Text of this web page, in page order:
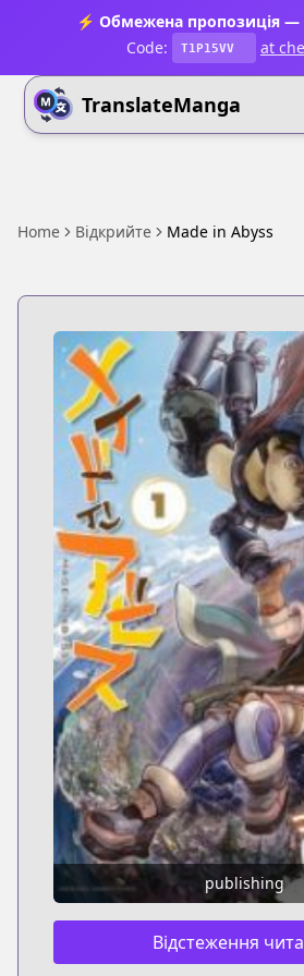
⚡ Обмежена пропозиція
Code:
T1P15VV at
TranslateManga
Home Відкрийте Made in Abyss
publishing
Відстеження